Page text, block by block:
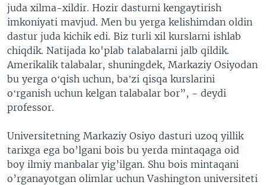
juda xilma-xildir. Hozir dasturni kengaytirish
imkoniyati mavjud. Men bu yerga kelishimdan oldin
dastur juda kichik edi. Biz turli xil kurslarni ishlab
chiqdik. Natijada ko'plab talabalarni jalb qildik.
Amerikalik talabalar, shuningdek, Markaziy Osiyodan
bu yerga oʻqish uchun, baʼzi qisqa kurslarini
oʻrganish uchun kelgan talabalar bor”, - deydi
professor.
Universitetning Markaziy Osiyo dasturi uzoq yillik
tarixga ega bo’lgani bois bu yerda mintaqaga oid
boy ilmiy manbalar yig’ilgan. Shu bois mintaqani
o’rganayotgan olimlar uchun Vashington universiteti